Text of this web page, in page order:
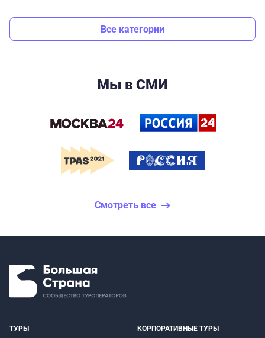
Все категории
Мы в СМИ
Смотреть все
ТУРЫ КОРПОРАТИВНЫЕ ТУРЫ